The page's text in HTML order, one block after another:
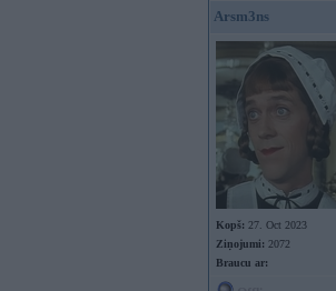
Arsm3ns
Kopš: 27. Oct 2023
Ziņojumi: 2072
Braucu ar: